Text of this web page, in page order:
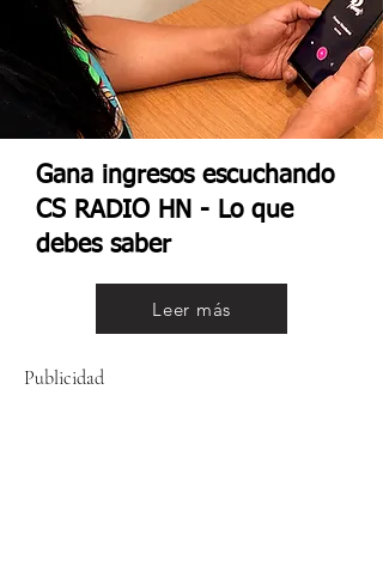
Gana ingresos escuchando
CS RADIO HN - Lo que
debes saber
Leer más
Publicidad